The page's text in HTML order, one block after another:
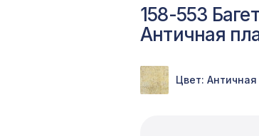
158-553
Античная
Цвет: